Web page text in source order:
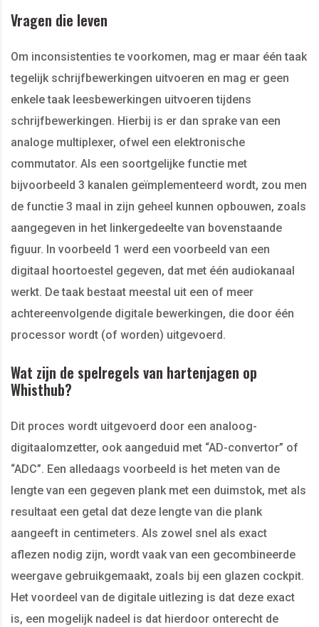
Vragen die leven
Om inconsistenties te voorkomen, mag er maar één taak
tegelijk schrijfbewerkingen uitvoeren en mag er geen
enkele taak leesbewerkingen uitvoeren tijdens
schrijfbewerkingen. Hierbij is er dan sprake van een
analoge multiplexer, ofwel een elektronische
commutator. Als een soortgelijke functie met
bijvoorbeeld 3 kanalen geïmplementeerd wordt, zou men
de functie 3 maal in zijn geheel kunnen opbouwen, zoals
aangegeven in het linkergedeelte van bovenstaande
figuur. In voorbeeld 1 werd een voorbeeld van een
digitaal hoortoestel gegeven, dat met één audiokanaal
werkt. De taak bestaat meestal uit een of meer
achtereenvolgende digitale bewerkingen, die door één
processor wordt (of worden) uitgevoerd.
Wat zijn de spelregels van hartenjagen op
Whisthub?
Dit proces wordt uitgevoerd door een analoog-
digitaalomzetter, ook aangeduid met “AD-convertor” of
“ADC”. Een alledaags voorbeeld is het meten van de
lengte van een gegeven plank met een duimstok, met als
resultaat een getal dat deze lengte van die plank
aangeeft in centimeters. Als zowel snel als exact
aflezen nodig zijn, wordt vaak van een gecombineerde
weergave gebruikgemaakt, zoals bij een glazen cockpit.
Het voordeel van de digitale uitlezing is dat deze exact
is, een mogelijk nadeel is dat hierdoor onterecht de